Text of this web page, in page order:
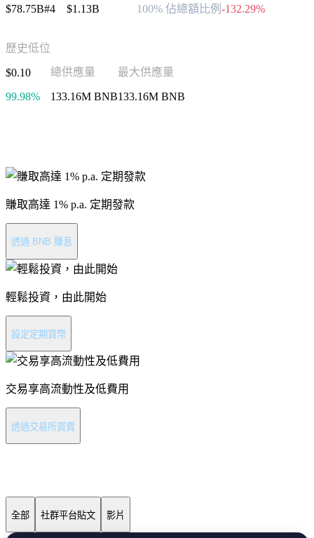
$78.75B#4 $1.13B 100% 佔總額比例 -132.29%
歷史低位
$0.10
99.98%
總供應量
133.16M BNB
最大供應量
133.16M BNB
賺取高達 1% p.a. 定期發款
透過 BNB 賺息
輕鬆投資，由此開始
設定定期買幣
交易享高流動性及低費用
透過交易所買賣
全部 社群平台貼文 影片